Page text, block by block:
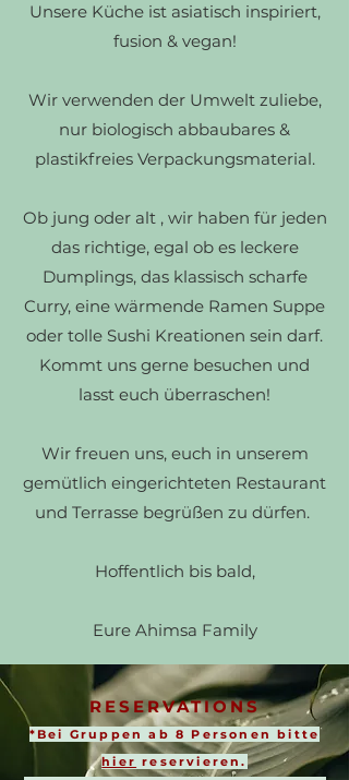
Unsere Küche ist asiatisch inspiriert,
fusion & vegan!
Wir verwenden der Umwelt zuliebe,
nur biologisch abbaubares &
plastikfreies Verpackungsmaterial.
Ob jung oder alt , wir haben für jeden
das richtige, egal ob es leckere
Dumplings, das klassisch scharfe
Curry, eine wärmende Ramen Suppe
oder tolle Sushi Kreationen sein darf.
Kommt uns gerne besuchen und
lasst euch überraschen!
Wir freuen uns, euch in unserem
gemütlich eingerichteten Restaurant
und Terrasse begrüßen zu dürfen.
Hoffentlich bis bald,
Eure Ahimsa Family
Read More
RESERVATIONS
*Bei Gruppen ab 8 Personen bitte
hier reservieren.